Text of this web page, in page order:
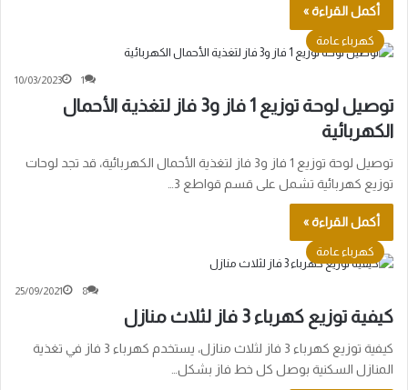
أكمل القراءة »
كهرباء عامة
10/03/2023 1
توصيل لوحة توزيع 1 فاز و3 فاز لتغذية الأحمال
الكهربائية
توصيل لوحة توزيع 1 فاز و3 فاز لتغذية الأحمال الكهربائية، قد تجد لوحات
توزيع كهربائية تشمل على قسم قواطع 3…
أكمل القراءة »
كهرباء عامة
25/09/2021 8
كيفية توزيع كهرباء 3 فاز لثلاث منازل
كيفية توزيع كهرباء 3 فاز لثلاث منازل، يستخدم كهرباء 3 فاز في تغذية
المنازل السكنية بوصل كل خط فاز بشكل…